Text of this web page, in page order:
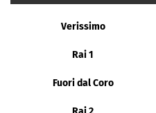
Verissimo
Rai 1
Fuori dal Coro